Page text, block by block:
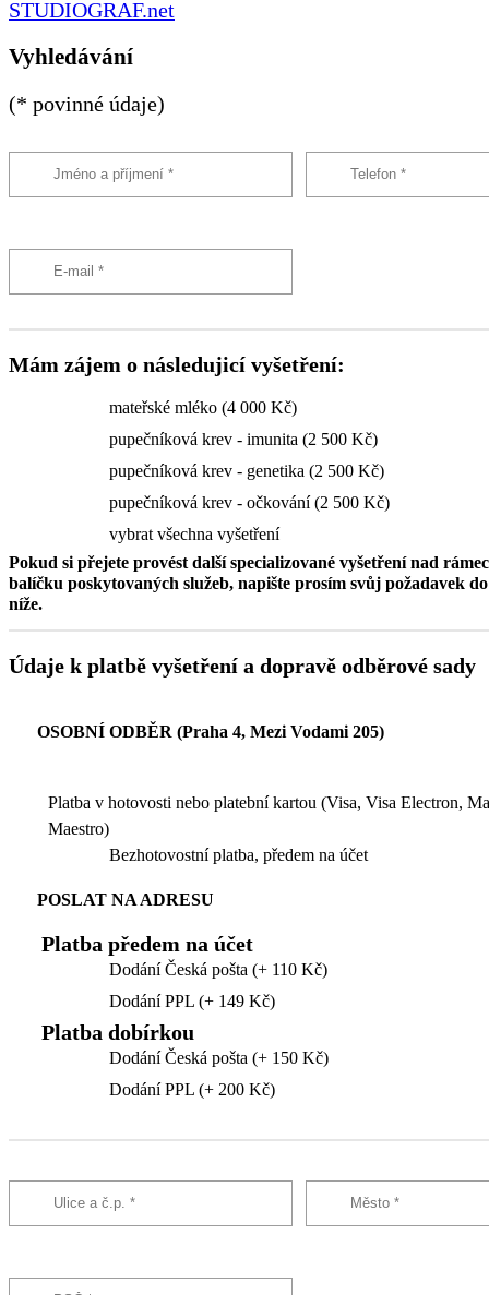
STUDIOGRAF.net
Vyhledávání
(* povinné údaje)
Mám zájem o následujicí vyšetření:
mateřské mléko (4 000 Kč)
pupečníková krev - imunita (2 500 Kč)
pupečníková krev - genetika (2 500 Kč)
pupečníková krev - očkování (2 500 Kč)
vybrat všechna vyšetření
Pokud si přejete provést další specializované vyšetření nad
balíčku poskytovaných služeb, napište prosím svůj požadavek
níže.
Údaje k platbě vyšetření a dopravě odběrové sady
OSOBNÍ ODBĚR (Praha 4, Mezi Vodami 205)
Platba v hotovosti nebo platební kartou (Visa, Visa Electron,
Maestro)
Bezhotovostní platba, předem na účet
POSLAT NA ADRESU
Platba předem na účet
Dodání Česká pošta (+ 110 Kč)
Dodání PPL (+ 149 Kč)
Platba dobírkou
Dodání Česká pošta (+ 150 Kč)
Dodání PPL (+ 200 Kč)